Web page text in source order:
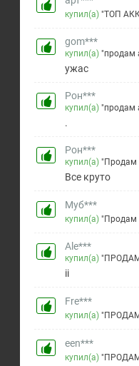
купил(а)"ТОП
gom***
купил(а)"продам
ужас
Рон***
купил(а)"продам
.
Рон***
купил(а)"Продам
Все круто
Муб***
купил(а)"Продам
Ale***
купил(а)
ii
Fre***
купил(а)
een***
купил(а)